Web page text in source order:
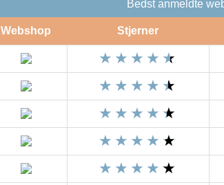
Bedst anmeldte
Webshop Stjerner